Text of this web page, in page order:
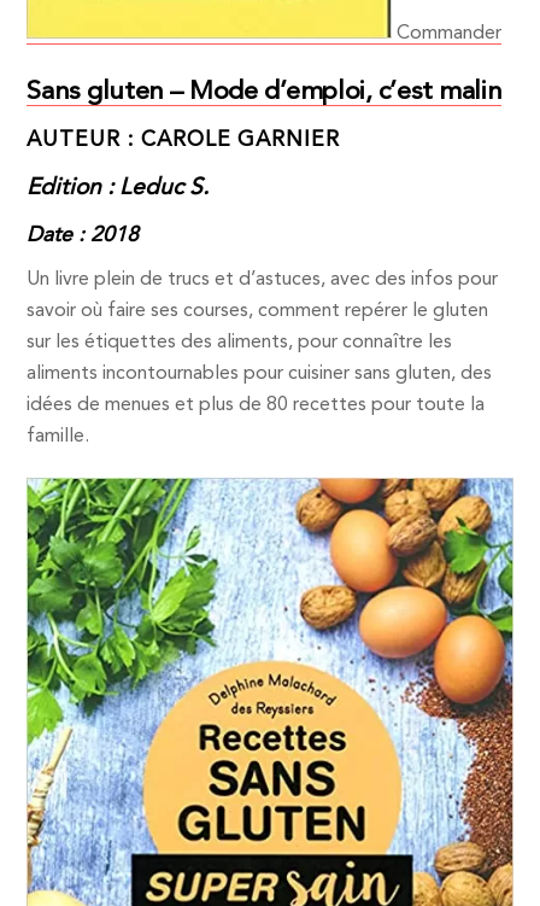
Commander
Sans gluten – Mode d’emploi, c’est malin
AUTEUR : CAROLE GARNIER
Edition : Leduc S.
Date : 2018
Un livre plein de trucs et d’astuces, avec des infos pour
savoir où faire ses courses, comment repérer le gluten
sur les étiquettes des aliments, pour connaître les
aliments incontournables pour cuisiner sans gluten, des
idées de menues et plus de 80 recettes pour toute la
famille.